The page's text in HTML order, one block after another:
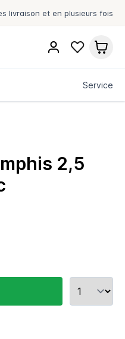
livraison et en plusieurs fois
Service
2,5